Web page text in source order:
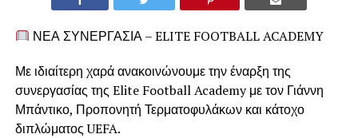
ΝΕΑ ΣΥΝΕΡΓΑΣΙΑ – ELITE FOOTBALL ACADEMY
Με ιδιαίτερη χαρά ανακοινώνουμε την έναρξη της
συνεργασίας της Elite Football Academy με τον Γιάννη
Μπάντικο, Προπονητή Τερματοφυλάκων και κάτοχο
διπλώματος UEFA.